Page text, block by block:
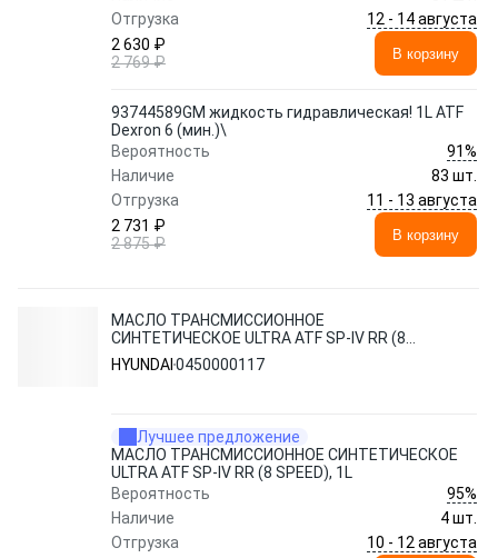
Отгрузка
12 - 14 августа
2 630 ₽
2 769 ₽
В корзину
93744589GM жидкость гидравлическая! 1L ATF
Dexron 6 (мин.)\
Вероятность
91%
Наличие
83 шт.
Отгрузка
11 - 13 августа
2 731 ₽
2 875 ₽
В корзину
МАСЛО ТРАНСМИССИОННОЕ
СИНТЕТИЧЕСКОЕ ULTRA ATF SP-IV RR (8
SPEED), 1L
HYUNDAI 0450000117
Лучшее предложение
МАСЛО ТРАНСМИССИОННОЕ СИНТЕТИЧЕСКОЕ
ULTRA ATF SP-IV RR (8 SPEED), 1L
Вероятность
95%
Наличие
4 шт.
Отгрузка
10 - 12 августа